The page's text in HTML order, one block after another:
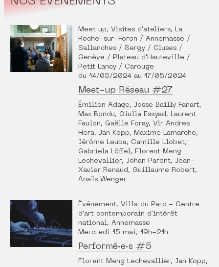
Meet up, Visites d'ateliers, La
Roche-sur-Foron / Annemasse /
Sallanches / Sergy / Cluses /
Genève / Plateau d'Hauteville /
Petit Lancy / Carouge
du 14/05/2024 au 17/05/2024
Meet-up Réseau #27
Émilien Adage, Josse Bailly Fanart,
Max Bondu, Giulia Essyad, Laurent
Faulon, Gaëlle Foray, Vir Andres
Hera, Jan Kopp, Maxime Lamarche,
Jérôme Leuba, Camille Llobet,
Gabriela Löffel, Florent Meng
Lechevallier, Johan Parent, Jean-
Xavier Renaud, Guillaume Robert,
Anaïs Wenger
Événement, Villa du Parc - Centre
d'art contemporain d'intérêt
national, Annemasse
Mercredi 15 mai, 19h-21h
Performé·e·s #5
Florent Meng Lechevallier, Jan Kopp,